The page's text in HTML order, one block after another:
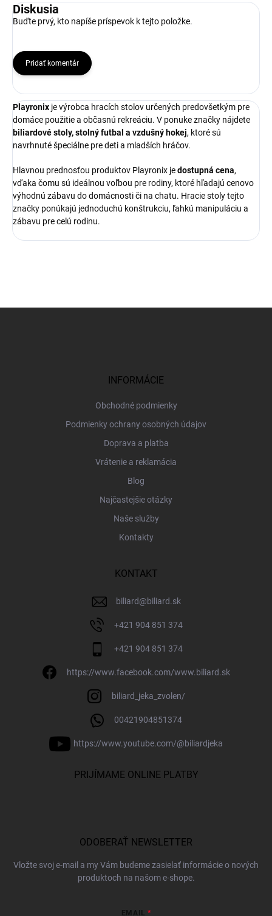
Diskusia
Buďte prvý, kto napíše príspevok k tejto položke.
Pridať komentár
Playronix je výrobca hracích stolov určených predovšetkým pre
domáce použitie a občasnú rekreáciu. V ponuke značky nájdete
biliardové stoly, stolný futbal a vzdušný hokej, ktoré sú
navrhnuté špeciálne pre deti a mladších hráčov.
Hlavnou prednosťou produktov Playronix jedostupná cena,
vďaka čomu sú ideálnou voľbou pre rodiny, ktoré hľadajú cenovo
výhodnú zábavu do domácnosti či na chatu. Hracie stoly tejto
značky ponúkajú jednoduchú konštrukciu, ľahkú manipuláciu a
zábavu pre celú rodinu.
INFORMÁCIE
Obchodné podmienky
Podmienky ochrany osobných údajov
Doprava a platba
Vrátenie a reklamácia
Blog
Najčastejšie otázky
Naše služby
Kontakty
KONTAKT
biliard@biliard.sk
+421 904 851 374
+421 904 851 374
https://www.facebook.com/www.biliard.sk
biliard_jeka_zvolen/
00421904851374
https://www.youtube.com/@biliardjeka
PRIJÍMAME ONLINE PLATBY
ODOBERAŤ NEWSLETTER
Vložte svoj e-mail a my Vám budeme zasielať informácie o nových
produktoch na našom e-shope.
EMAIL